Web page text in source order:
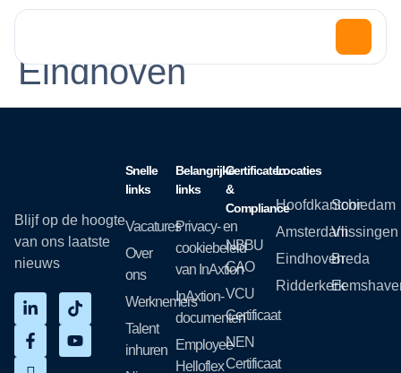
Eindhoven
Blijf op de hoogte
van ons laatste
nieuws
Snelle
links
Vacatures
Over
ons
Werknemers
Talent
inhuren
Belangrijke
links
Privacy- en
cookiebeleid
van InAxtion
InAxtion-
documenten
Employee
Helloflex
Certificaten
&
Compliance
NBBU
CAO
VCU
Certificaat
NEN
Certificaat
Locaties
Hoofdkantoor
Amsterdam
Eindhoven
Ridderkerk
Schiedam
Vlissingen
Breda